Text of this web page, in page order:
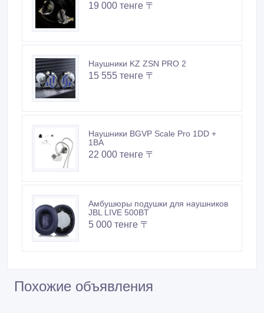
19 000 тенге 〒
Наушники KZ ZSN PRO 2
15 555 тенге 〒
Наушники BGVP Scale Pro 1DD +
1BA
22 000 тенге 〒
Амбушюры подушки для наушников
JBL LIVE 500BT
5 000 тенге 〒
Похожие объявления